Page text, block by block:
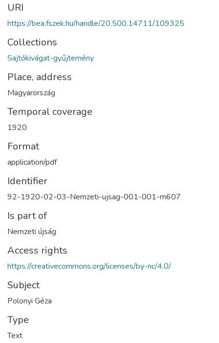
URI
https://bea.fszek.hu/handle/20.500.14711/109325
Collections
Sajtókivágat-gyűjtemény
Place, address
Magyarország
Temporal coverage
1920
Format
application/pdf
Identifier
92-1920-02-03-Nemzeti-ujsag-001-001-m607
Is part of
Nemzeti újság
Access rights
https://creativecommons.org/licenses/by-nc/4.0/
Subject
Polonyi Géza
Type
Text